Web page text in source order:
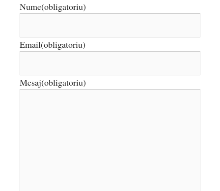
Nume(obligatoriu)
Email(obligatoriu)
Mesaj(obligatoriu)